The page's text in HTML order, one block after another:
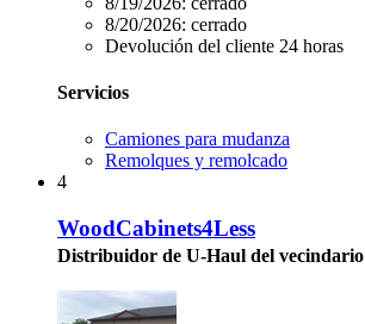
8/20/2026: cerrado
Devolución del cliente 24 horas
Servicios
Camiones para mudanza
Remolques y remolcado
4
WoodCabinets4Less
Distribuidor de U-Haul del vecindario